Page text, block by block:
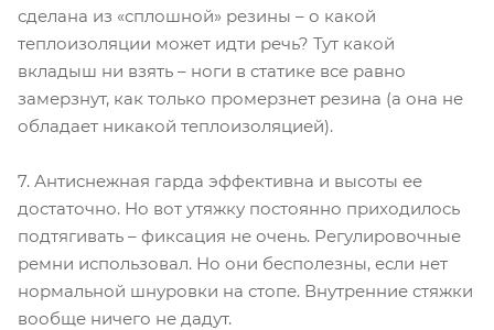
сделана из «сплошной» резины – о какой
теплоизоляции может идти речь? Тут какой
вкладыш ни взять – ноги в статике все равно
замерзнут, как только промерзнет резина (а она не
обладает никакой теплоизоляцией).
7. Антиснежная гарда эффективна и высоты ее
достаточно. Но вот утяжку постоянно приходилось
подтягивать – фиксация не очень. Регулировочные
ремни использовал. Но они бесполезны, если нет
нормальной шнуровки на стопе. Внутренние стяжки
вообще ничего не дадут.